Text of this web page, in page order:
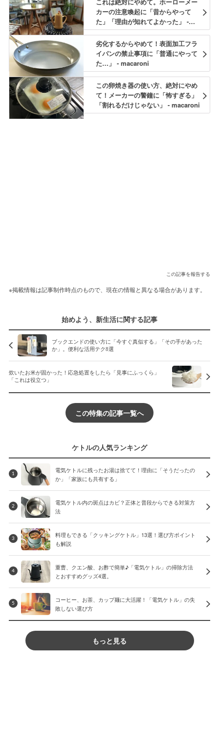
カーの注意喚起に「昔からやって
た」「理由が知れてよかった」 -
macaroni
劣化するからやめて！表面加工フラ
イパンの禁止事項に「普通にやって
た…」 - macaroni
この卵焼き器の使い方、絶対にやめ
て！メーカーの警鐘に「怖すぎる」
「割れるだけじゃない」 - macaroni
この記事を報告する
※掲載情報は記事制作時点のもので、現在の情報と異なる場合があります。
始めよう、新生活に関する記事
ブックエンドの使い方に「今すぐ真似する」「その手があった
か」。便利な活用テク8選
炊いたお米が固かった！応急処置をしたら「見事にふっくら」
「これは役立つ」
この特集の記事一覧へ
ケトルの人気ランキング
1
電気ケトルに残ったお湯は捨てて！理由に「そうだったの
か」「家族にも共有する」
2
電気ケトル内の斑点はカビ？正体と普段からできる対策方
法
3
料理もできる「クッキングケトル」13選！選び方ポイント
も解説
4
重曹、クエン酸、お酢で簡単♪「電気ケトル」の掃除方法
とおすすめグッズ4選。
5
コーヒー、お茶、カップ麺に大活躍！「電気ケトル」の失
敗しない選び方
もっと見る